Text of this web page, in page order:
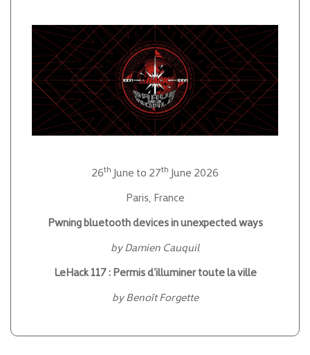
26th June to 27th June 2026
Paris, France
Pwning bluetooth devices in unexpected ways
by Damien Cauquil
LeHack 117 : Permis d’illuminer toute la ville
by Benoît Forgette